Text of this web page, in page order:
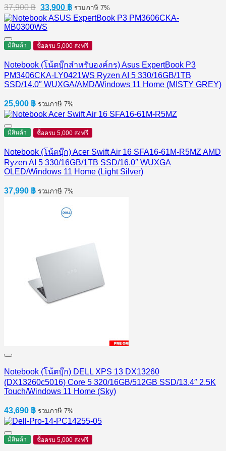
37,900฿ Original
price
was:
33,900 ฿Current
price
is:
รวมภาษี 7%
มีสินค้า ซื้อครบ 5,000 ส่งฟรี
Notebook (โน้ตบุ๊กสำหรับองค์กร) Asus ExpertBook P3
PM3406CKA-LY0421WS Ryzen AI 5 330/16GB/1TB
SSD/14.0″ WUXGA/AMD/Windows 11 Home (MISTY GREY)
25,900 ฿ รวมภาษี 7%
มีสินค้า ซื้อครบ 5,000 ส่งฟรี
Notebook (โน้ตบุ๊ก) Acer Swift Air 16 SFA16-61M-R5MZ AMD
Ryzen AI 5 330/16GB/1TB SSD/16.0″ WUXGA
OLED/Windows 11 Home (Light Silver)
37,990 ฿ รวมภาษี 7%
Notebook (โน้ตบุ๊ก) DELL XPS 13 DX13260
(DX13260c5016) Core 5 320/16GB/512GB SSD/13.4″ 2.5K
Touch/Windows 11 Home (Sky)
43,690 ฿ รวมภาษี 7%
มีสินค้า ซื้อครบ 5,000 ส่งฟรี